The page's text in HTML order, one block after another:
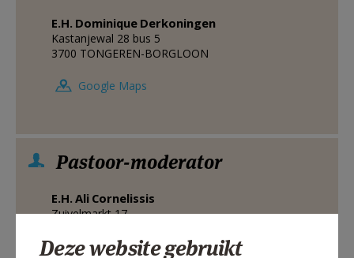
E.H. Dominique Derkoningen
Kastanjewal 28 bus 5
3700 TONGEREN-BORGLOON
Google Maps
Pastoor-moderator
E.H. Ali Cornelissis
Zuivelmarkt 17
011 26 05 50
Deze website gebruikt